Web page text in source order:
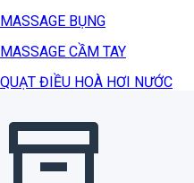
MASSAGE BỤNG
MASSAGE CẦM TAY
QUẠT ĐIỀU HOÀ HƠI NƯỚC